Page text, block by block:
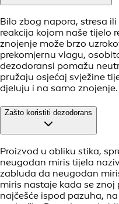
Bilo zbog napora, stresa
reakcija kojom naše tijelo
znojenje može brzo
prekomjernu vlagu,
dezodoransi pomažu
pružaju osjećaj svježine
djeluju i na samo znojenje.
Zašto koristiti dezodorans
Proizvod u obliku stika,
neugodan miris tijela
zabluda da neugodan
miris nastaje kada se
najčešće ispod pazuha,